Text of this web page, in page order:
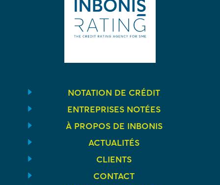
NOTATION DE CRÉDIT
ENTREPRISES NOTÉES
À PROPOS DE INBONIS
ACTUALITÉS
CLIENTS
CONTACT